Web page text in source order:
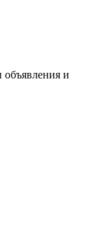
объявления и